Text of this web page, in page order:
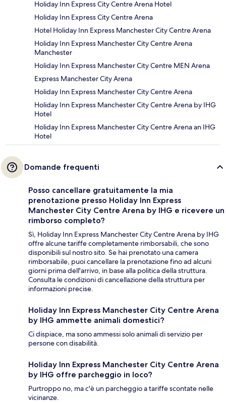
Holiday Inn Express City Centre Arena Hotel
Holiday Inn Express City Centre Arena
Hotel Holiday Inn Express Manchester City Centre Arena
Holiday Inn Express Manchester City Centre Arena
Manchester
Holiday Inn Express Manchester City Centre MEN Arena
Express Manchester City Arena
Holiday Inn Express Manchester City Centre Arena
Holiday Inn Express Manchester City Centre Arena by IHG
Hotel
Holiday Inn Express Manchester City Centre Arena an IHG
Hotel
Domande frequenti
Posso cancellare gratuitamente la mia
prenotazione presso Holiday Inn Express
Manchester City Centre Arena by IHG e ricevere un
rimborso completo?
Sì, Holiday Inn Express Manchester City Centre Arena by IHG
offre alcune tariffe completamente rimborsabili, che sono
disponibili sul nostro sito. Se hai prenotato una camera
rimborsabile, puoi cancellare la prenotazione fino ad alcuni
giorni prima dell'arrivo, in base alla politica della struttura.
Consulta le condizioni di cancellazione della struttura per
informazioni precise.
Holiday Inn Express Manchester City Centre Arena
by IHG ammette animali domestici?
Ci dispiace, ma sono ammessi solo animali di servizio per
persone con disabilità.
Holiday Inn Express Manchester City Centre Arena
by IHG offre parcheggio in loco?
Purtroppo no, ma c'è un parcheggio a tariffe scontate nelle
vicinanze.